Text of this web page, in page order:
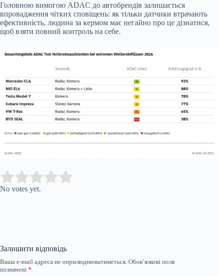
Головною вимогою ADAC до автобрендів залишається
впровадження чітких сповіщень: як тільки датчики втрачають
ефективність, людина за кермом має негайно про це дізнатися,
щоб взяти повний контроль на себе.
Rate this item:
No votes yet.
Залишити відповідь
Ваша e-mail адреса не оприлюднюватиметься. Обов’язкові поля
позначені *